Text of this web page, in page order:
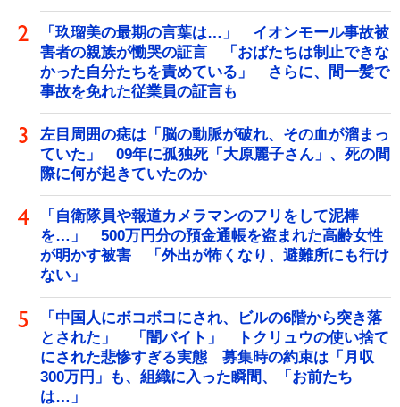
「玖瑠美の最期の言葉は…」 イオンモール事故被
害者の親族が慟哭の証言 「おばたちは制止できな
かった自分たちを責めている」 さらに、間一髪で
事故を免れた従業員の証言も
左目周囲の痣は「脳の動脈が破れ、その血が溜まっ
ていた」 09年に孤独死「大原麗子さん」、死の間
際に何が起きていたのか
「自衛隊員や報道カメラマンのフリをして泥棒
を…」 500万円分の預金通帳を盗まれた高齢女性
が明かす被害 「外出が怖くなり、避難所にも行け
ない」
「中国人にボコボコにされ、ビルの6階から突き落
とされた」 「闇バイト」 トクリュウの使い捨て
にされた悲惨すぎる実態 募集時の約束は「月収
300万円」も、組織に入った瞬間、「お前たち
は…」